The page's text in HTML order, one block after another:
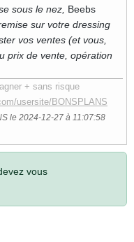
sous le nez, Beebs
sur votre dressing
vos ventes (et vous,
prix de vente, opération
+ sans risque
usersite/BONSPLANS
le 2024-12-27 à 11:07:58
vous